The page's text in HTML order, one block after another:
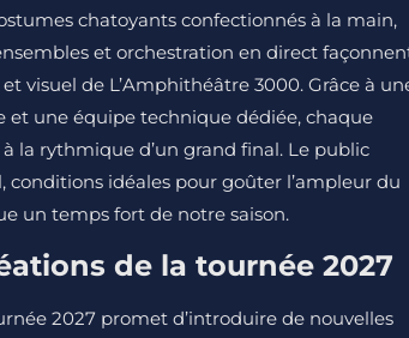
chatoyants confectionnés à la main,
et orchestration en direct
visuel de L’Amphithéâtre 3000. Grâce à
et une équipe technique dédiée, chaque
la rythmique d’un grand final. Le public
idéales pour goûter l’ampleur du
un temps fort de notre saison.
de la tournée 2027
2027 promet d’introduire de nouvelles